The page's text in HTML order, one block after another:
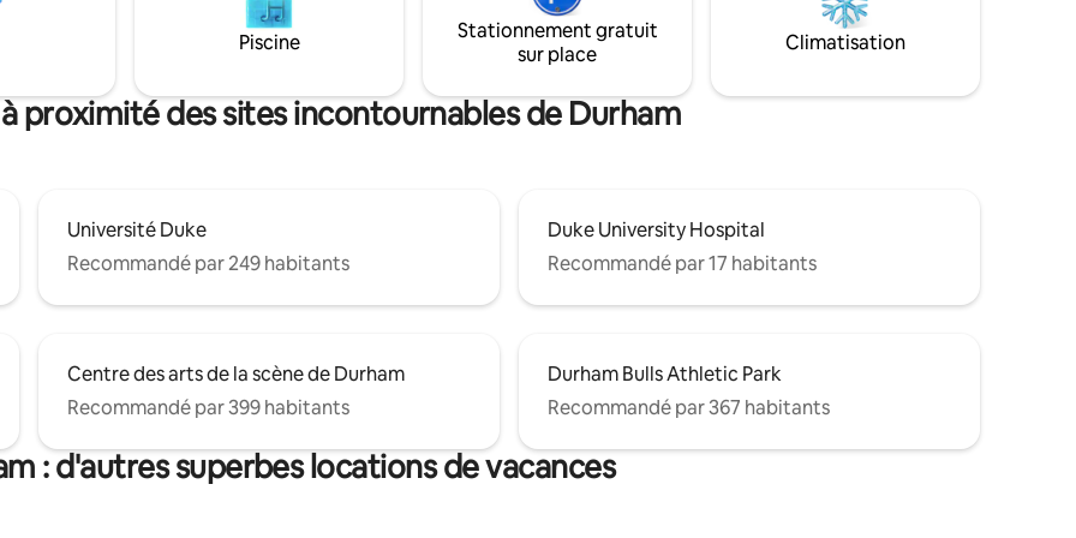
mile des bars et des
de Geer Street
blanc pour des séjours reposants : votre
maison loin de chez vous.
qui cherchent à découvrir le style de vie
de la micro-maison.
Piscine
Stationnement gratuit
sur place
Climatisation
proximité des sites incontournables de Durham
Université Duke
Recommandé par 249 habitants
Duke University Hospital
Recommandé par 17 habitants
Centre des arts de la scène de Durham
Recommandé par 399 habitants
Durham Bulls Athletic Park
Recommandé par 367 habitants
: d'autres superbes locations de vacances